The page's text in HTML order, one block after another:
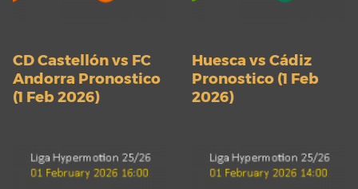
CD Castellón vs FC
Andorra Pronostico
(1 Feb 2026)
Huesca vs Cádiz
Pronostico (1 Feb
2026)